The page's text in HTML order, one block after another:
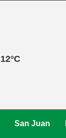
12°C
San Juan